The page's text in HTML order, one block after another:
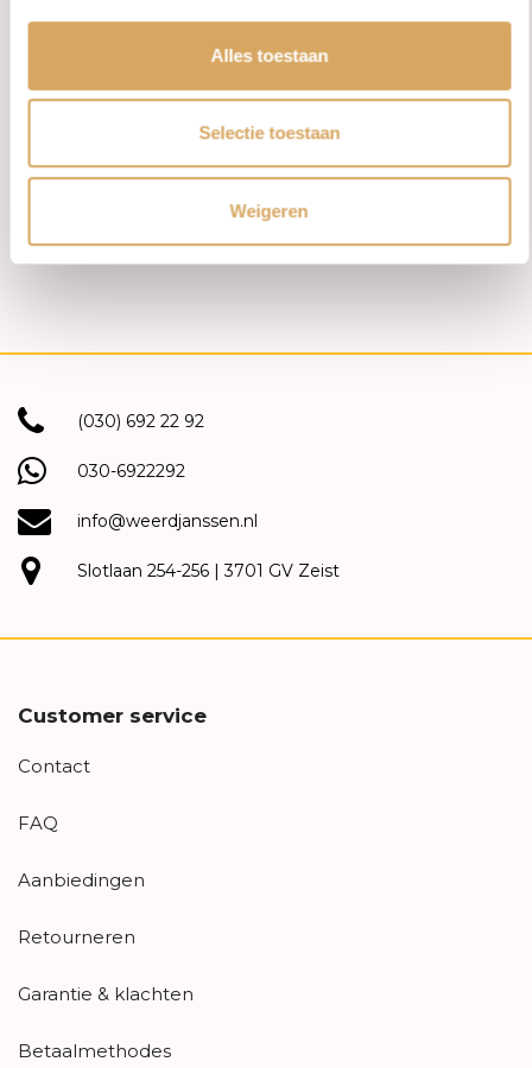
Alles toestaan
Selectie toestaan
Weigeren
Monzario Links Collier 14k
Monzario Links Collier 14k
(030) 692 22 92
030-6922292
info@weerdjanssen.nl
Slotlaan 254-256 | 3701 GV Zeist
Customer service
Contact
FAQ
Aanbiedingen
Retourneren
Garantie & klachten
Betaalmethodes